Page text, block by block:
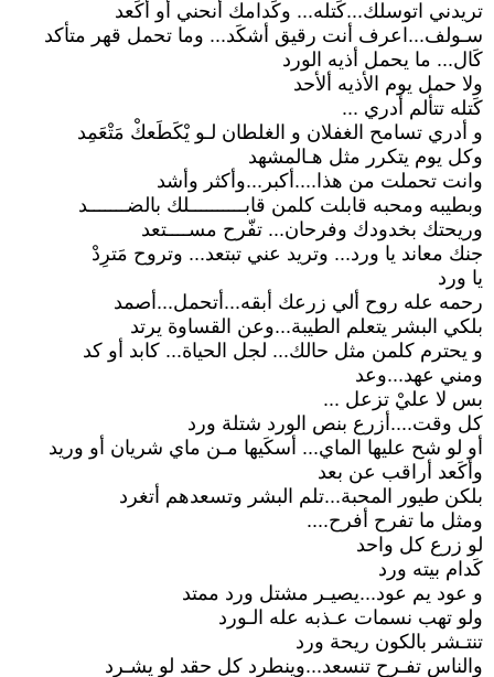
تريدني اتوسلك...كَتله... وكَدامك أنحني أو أكَعد
سـولف...اعرف أنت رقيق أشكَد... وما تحمل قهر متأكد
كَال... ما يحمل أذيه الورد
ولا حمل يوم الأذيه ألأحد
كَتله تتألم أدري ...
و أدري تسامح الغفلان و الغلطان لـو يْكَطَعكْ مَتْعَمِد
وكل يوم يتكرر مثل هـالمشهد
وانت تحملت من هذا....أكبر...وأكثر وأشد
وبطيبه ومحبه قابلت كلمن قابــــــــــلك بالضـــــــد
وريحتك بخدودك وفرحان... تفّرح مســــتعد
جنك معاند يا ورد... وتريد عني تبتعد... وتروح مَترِدْ
يا ورد
رحمه عله روح ألي زرعك أبقه...أتحمل...أصمد
بلكي البشر يتعلم الطيبة...وعن القساوة يرتد
و يحترم كلمن مثل حالك... لجل الحياة... كابد أو كد
ومني عهد...وعد
بس لا عليْ تزعل ...
كل وقت....أزرع بنص الورد شتلة ورد
أو لو شح عليها الماي... أسكَيها مـن ماي شريان أو وريد
وأكَعد أراقب عن بعد
بلكن طيور المحبة...تلم البشر وتسعدهم أتغرد
ومثل ما تفرح أفرح....
لو زرع كل واحد
كَدام بيته ورد
و عود يم عود...يصيـر مشتل ورد ممتد
ولو تهب نسمات عـذبه عله الـورد
تنتـشر بالكون ريحة ورد
والناس تفـرح تنسعد...وينطرد كل حقد لو يشـرد